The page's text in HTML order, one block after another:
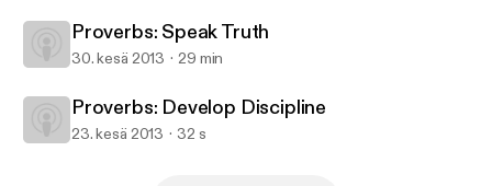
Proverbs: Speak Truth
30. kesä 2013 29 min
Proverbs: Develop Discipline
23. kesä 2013 32 s